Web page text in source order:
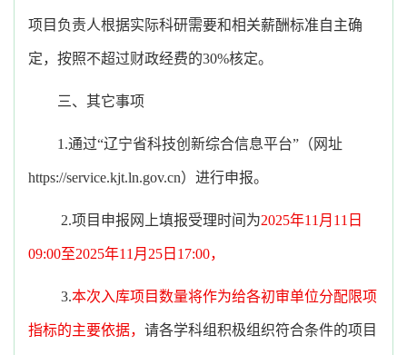
项目负责人根据实际科研需要和相关薪酬标准自主确
定，按照不超过财政经费的30%核定。
三、其它事项
1.通过“辽宁省科技创新综合信息平台”（网址
https://service.kjt.ln.gov.cn）进行申报。
2.项目申报网上填报受理时间为2025年11月11日
09:00至2025年11月25日17:00，
3.本次入库项目数量将作为给各初审单位分配限项
指标的主要依据， 请各学科组积极组织符合条件的项目